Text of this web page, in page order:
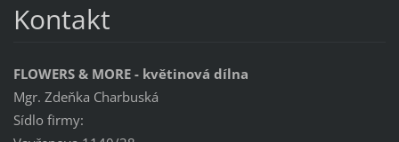
Kontakt
FLOWERS & MORE - květinová dílna
Mgr. Zdeňka Charbuská
Sídlo firmy: